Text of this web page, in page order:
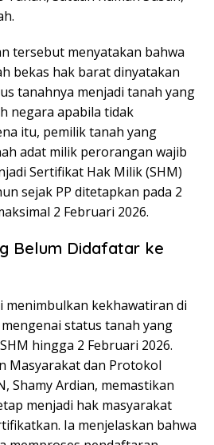
tersebut menyatakan bahwa
bekas hak barat dinyatakan
tanahnya menjadi tanah yang
negara apabila tidak
itu, pemilik tanah yang
adat milik perorangan wajib
Sertifikat Hak Milik (SHM)
sejak PP ditetapkan pada 2
2 Februari 2026.
Belum Didafatar ke
menimbulkan kekhawatiran di
status tanah yang
hingga 2 Februari 2026.
Masyarakat dan Protokol
Shamy Ardian, memastikan
menjadi hak masyarakat
Ia menjelaskan bahwa